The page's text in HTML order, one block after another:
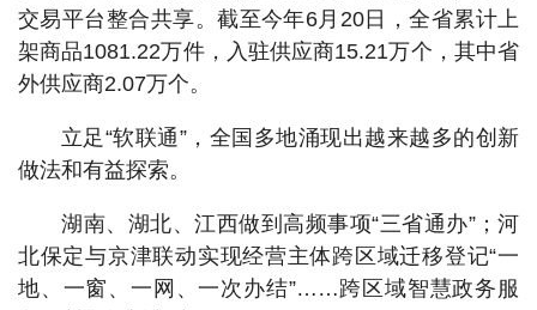
交易平台整合共享。截至今年6月20日，全省累计上
架商品1081.22万件，入驻供应商15.21万个，其中省
外供应商2.07万个。
立足“软联通”，全国多地涌现出越来越多的创新
做法和有益探索。
湖南、湖北、江西做到高频事项“三省通办”；河
北保定与京津联动实现经营主体跨区域迁移登记“一
地、一窗、一网、一次办结”……跨区域智慧政务服